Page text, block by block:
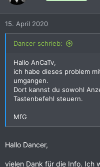
n
15. April 2020
Dancer schrieb:
Hallo AnCaTv,
ich habe dieses problem
umgangen.
Dort kannst du sowohl
Tastenbefehl steuern.
MfG
Hallo Dancer,
vielen Dank für die Info. Ich